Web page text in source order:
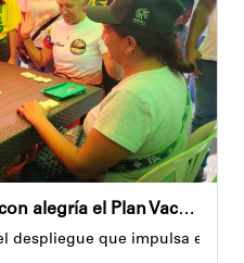
Filas de Mariche recibió con alegría el Plan Vacacional Venezuela RÍE 2026
despliegue que impulsa el